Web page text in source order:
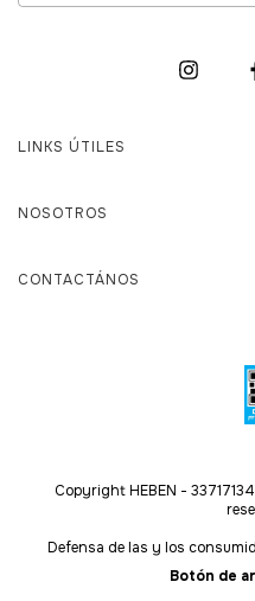
LINKS ÚTILES
NOSOTROS
CONTACTÁNOS
Copyright HEBEN -
Defensa de las y los
Botón de